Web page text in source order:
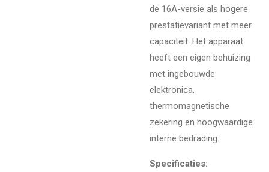
de 16A-versie als hogere
prestatievariant met meer
capaciteit. Het apparaat
heeft een eigen behuizing
met ingebouwde
elektronica,
thermomagnetische
zekering en hoogwaardige
interne bedrading.
Specificaties: